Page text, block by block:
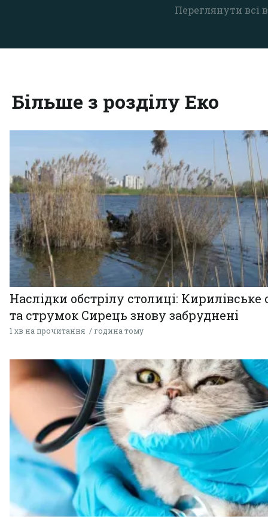
Переглянути всі
Більше з розділу Еко
Наслідки обстрілу столиці: Кирилівське
та струмок Сирець знову забруднені
1 хв на прочитання година тому